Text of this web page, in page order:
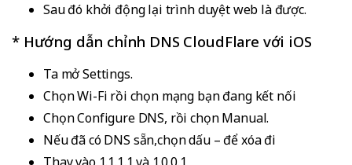
Sau đó khởi động lại trình duyệt web là được.
* Hướng dẫn chỉnh DNS CloudFlare với iOS
Ta mở Settings.
Chọn Wi-Fi rồi chọn mạng bạn đang kết nối
Chọn Configure DNS, rồi chọn Manual.
Nếu đã có DNS sẵn,chọn dấu – để xóa đi